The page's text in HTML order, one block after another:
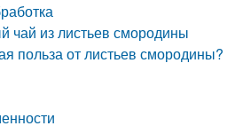
чай из листьев смородины
польза от листьев смородины?